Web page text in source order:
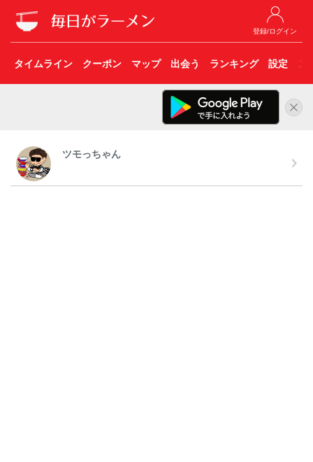
登録/ログイン
タイムライン クーポン マップ 出会う ランキング 設定 こ
ツモっちゃん